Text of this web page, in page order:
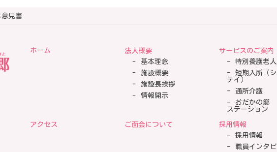
意見書
ホーム
法人概要
基本理念
施設概要
施設長挨拶
情報開示
サービスのご案内
特別養護老
短期入所（
テイ）
通所介護
おだかの郷
ステーション
アクセス ご面会について
採用情報
採用情報
職員インタ